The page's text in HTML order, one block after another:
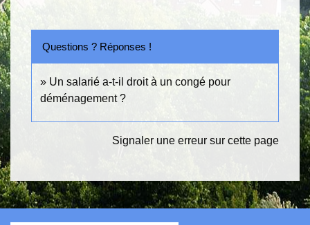
Questions ? Réponses !
Un salarié a-t-il droit à un congé pour
déménagement ?
Signaler une erreur sur cette page